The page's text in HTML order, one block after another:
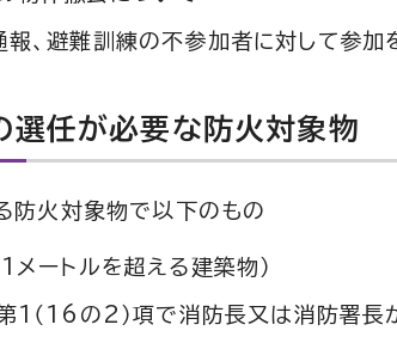
報、避難訓練の不参加者に対して参加
選任が必要な防火対象物
防火対象物で以下のもの
メートルを超える建築物）
1（16の2）項で消防長又は消防署長